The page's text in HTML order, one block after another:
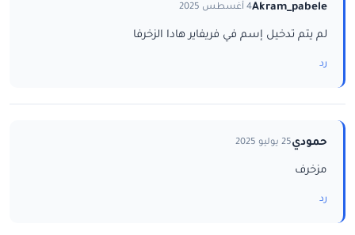
Akram_pabele4 أغسطس 2025
لم يتم تدخيل إسم في فريفاير هادا الزخرفا
رد
حمودي25 يوليو 2025
مزخرف
رد